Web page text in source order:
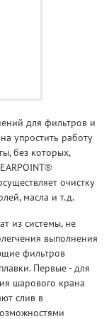
для фильтров и
упростить работу
без которых,
очистку
масла и т.д.
из системы, не
выполнения
фильтров
Первые - для
шарового крана
слив в